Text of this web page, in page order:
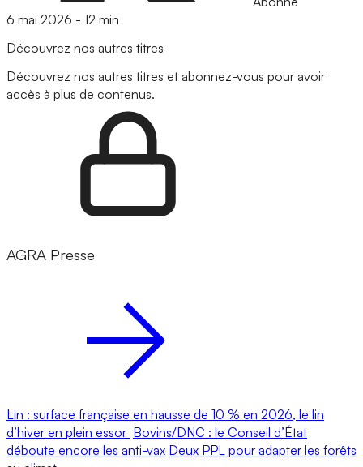
6 mai 2026 - 12 min
Découvrez nos autres titres
Découvrez nos autres titres et abonnez-vous pour avoir
accès à plus de contenus.
AGRA Presse
Lin : surface française en hausse de 10 % en 2026, le lin
d’hiver en plein essor Bovins/DNC : le Conseil d’État
déboute encore les anti-vax Deux PPL pour adapter les forêts